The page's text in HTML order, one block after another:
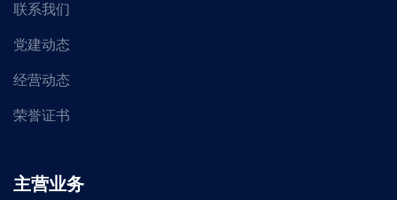
联系我们
党建动态
经营动态
荣誉证书
主营业务